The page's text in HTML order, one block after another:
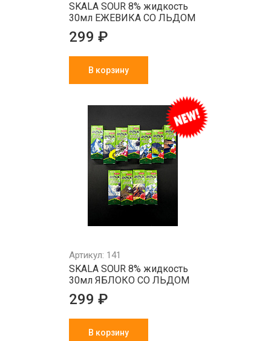
SKALA SOUR 8% жидкость
30мл ЕЖЕВИКА СО ЛЬДОМ
299 ₽
В корзину
Артикул: 141
SKALA SOUR 8% жидкость
30мл ЯБЛОКО СО ЛЬДОМ
299 ₽
В корзину